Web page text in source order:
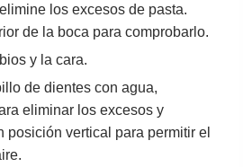
los excesos de pasta.
de la boca para comprobarlo.
y la cara.
de dientes con agua,
eliminar los excesos y
posición vertical para permitir el